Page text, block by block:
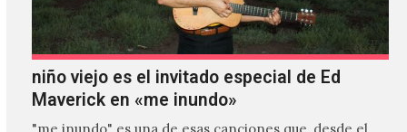
niño viejo es el invitado especial de Ed
Maverick en «me inundo»